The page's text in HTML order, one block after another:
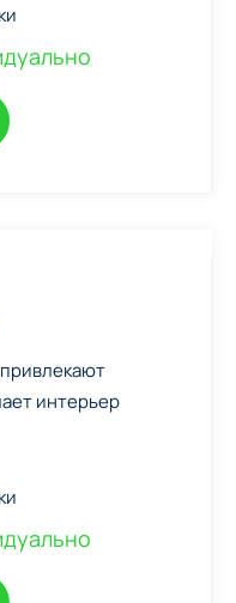
интерьер